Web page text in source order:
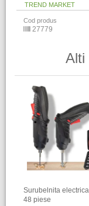
TREND MARKET
Cod produs
27779
Alti
Surubelnita
48 piese